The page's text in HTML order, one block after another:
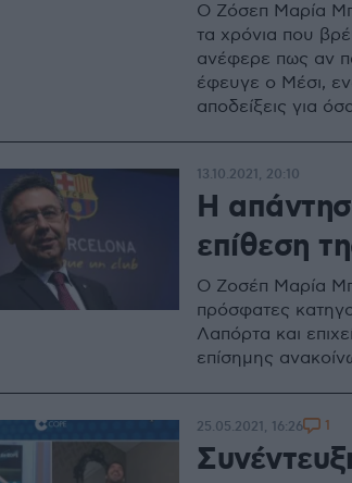
Ο Ζόσεπ Μαρία
τα χρόνια που
ανέφερε πως αν
έφευγε ο Μέσι,
αποδείξεις για
Η
επίθεση
Ο Ζοσέπ Μαρία
πρόσφατες
Λαπόρτα και
επίσημης
13.10.2021, 20:10
25.05.2021, 16:26 1